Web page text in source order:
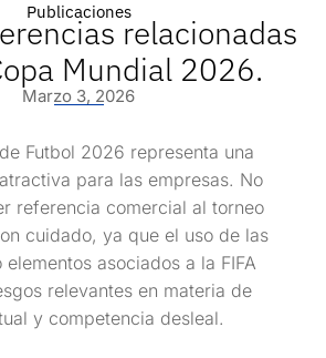
Publicaciones
relacionadas
Mundial 2026.
Marzo 3, 2026
Futbol 2026 representa una
para las empresas. No
referencia comercial al torneo
cuidado, ya que el uso de las
asociados a la FIFA
relevantes en materia de
y competencia desleal.